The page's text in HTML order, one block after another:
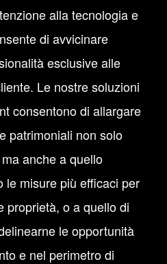
alla tecnologia e
di avvicinare
esclusive alle
Le nostre soluzioni
consentono di allargare
patrimoniali non solo
anche a quello
le misure più efficaci per
proprietà, o a quello di
le opportunità
e nel perimetro di